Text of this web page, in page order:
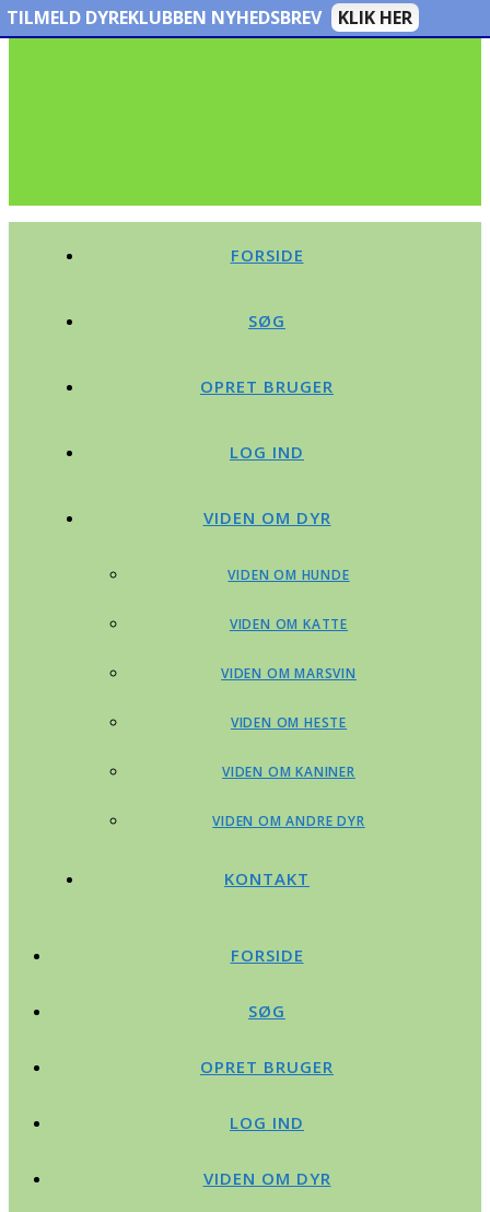
FORSIDE
SØG
OPRET BRUGER
LOG IND
VIDEN OM DYR
VIDEN OM HUNDE
VIDEN OM KATTE
VIDEN OM MARSVIN
VIDEN OM HESTE
VIDEN OM KANINER
VIDEN OM ANDRE DYR
KONTAKT
FORSIDE
SØG
OPRET BRUGER
LOG IND
VIDEN OM DYR
TILMELD DYREKLUBBEN NYHEDSBREV KLIK HER